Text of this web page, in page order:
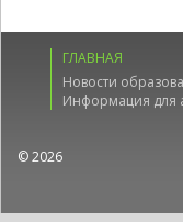
ГЛАВНАЯ
Новости
Информация для
© 2026